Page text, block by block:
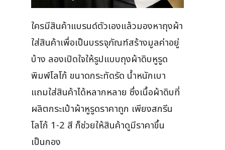
ใครมีสินค้าแบรนด์ตัวเองแล้วมองหาถุงผ้า
ใส่สินค้าเพื่อเป็นบรรจุภัณฑ์สร้างมูลค่าอยู่
บ้าง ลองเปิดใจให้รูปแบบถุงผ้าดิบหูรูด
พิมพ์โลโก้ ขนาดกระทัดรัด น้ำหนักเบา
แถมใส่สินค้าได้หลากหลาย ซึ่งเนื้อผ้าดิบที่
ผลิตกระเป๋าผ้าหูรูดราคาถูก เพียงสกรีน
โลโก้ 1-2 สี ก็ช่วยให้สินค้าดูมีราคาขึ้น
เป็นกอง